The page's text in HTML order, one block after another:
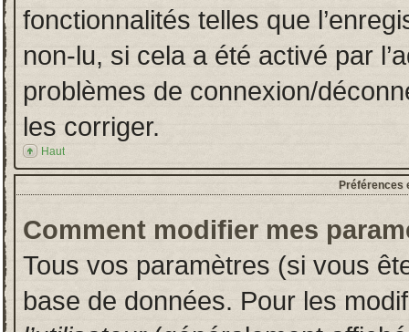
fonctionnalités telles que
non-lu, si cela a été activé par
problèmes de connexion/
les corriger.
Haut
Préférences
Comment modifier mes
Tous vos paramètres (si vous
base de données. Pour les